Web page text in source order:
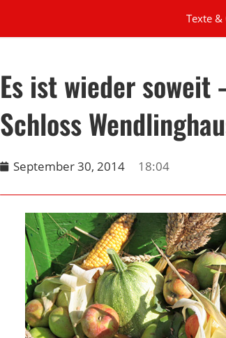
Texte &
Es ist wieder
Schloss
September 30, 2014 18:04